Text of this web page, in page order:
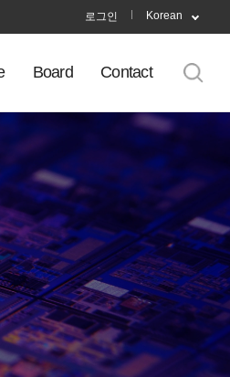
로그인 Korean
Board Contact